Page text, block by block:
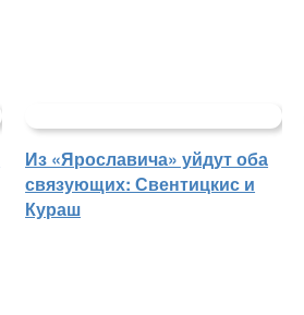
Из «Ярославича» уйдут оба
связующих: Свентицкис и
Кураш